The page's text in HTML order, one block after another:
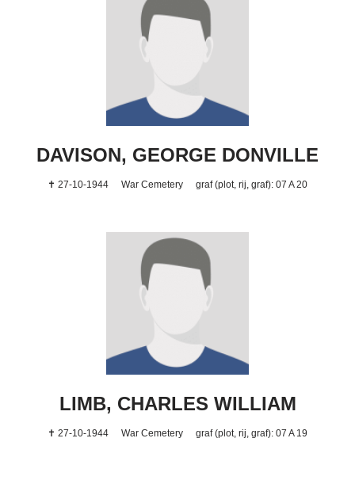
DAVISON, GEORGE DONVILLE
✝ 27-10-1944 War Cemetery graf (plot, rij, graf): 07 A 20
LIMB, CHARLES WILLIAM
✝ 27-10-1944 War Cemetery graf (plot, rij, graf): 07 A 19